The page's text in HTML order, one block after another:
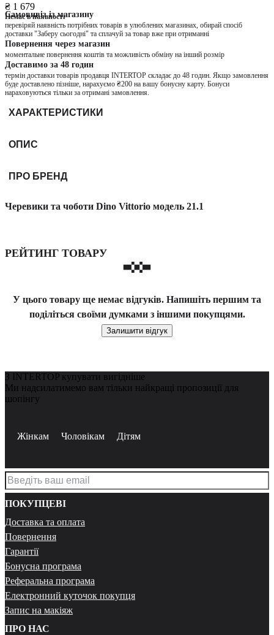
₴ 1 679
Немає в наявності
Самовивіз із магазину
перевіряй наявність потрібних товарів в улюблених магазинах, обирай спосіб
доставки "Заберу сьогодні" та сплачуй за товар вже при отриманні
Повернення через магазин
моментальне повернення коштів та можливість обміну на інший розмір
Доставимо за 48 годин
термін доставки товарів продавця INTERTOP складає до 48 годин. Якщо замовлення
буде доставлено пізніше, нарахуємо ₴200 на вашу бонусну карту. Бонуси
нараховуються тільки за отримані замовлення.
ХАРАКТЕРИСТИКИ
ОПИС
ПРО БРЕНД
Черевики та чоботи Dino Vittorio модель 21.1
РЕЙТИНГ ТОВАРУ
У цього товару ще немає відгуків. Напишіть першим та
поділіться своїми думками з іншими покупцями.
Залишити відгук
З INTERTOP купувати вигідніше
Ми надсилатимемо вам тільки найкращі пропозиції для
шопінгу
Жінкам Чоловікам Дітям
ПОКУПЦЕВІ
Доставка та оплата
Повернення
Гарантії
Бонусна програма
Реферальна програма
Електронний куточок покупця
Запис на макіяж
ПРО НАС